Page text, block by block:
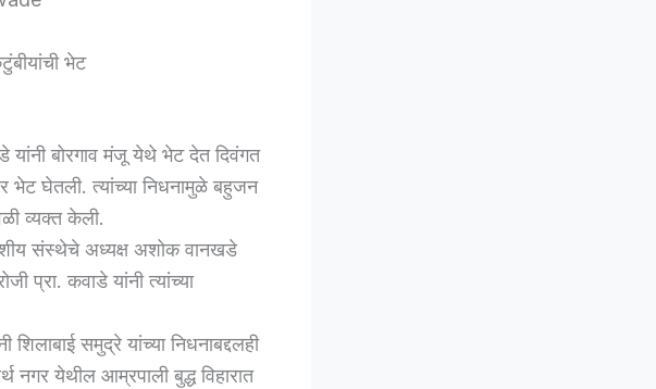
भेट
बोरगाव मंजू येथे भेट देत दिवंगत
भेट घेतली. त्यांच्या निधनामुळे बहुजन
व्यक्त केली.
संस्थेचे अध्यक्ष अशोक वानखडे
प्रा. कवाडे यांनी त्यांच्या
समुद्रे यांच्या निधनाबद्दलही
नगर येथील आम्रपाली बुद्ध विहारात